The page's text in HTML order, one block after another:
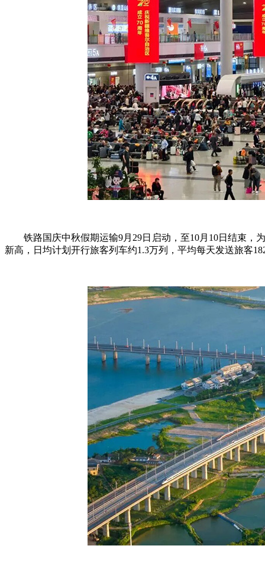
铁路国庆中秋假期运输9月29日启动，至10月10日结束，
新高，日均计划开行旅客列车约1.3万列，平均每天发送旅客